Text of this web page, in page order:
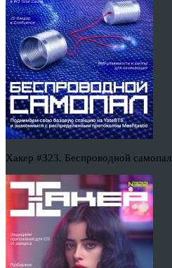
Хакер #323. Беспроводной самопал